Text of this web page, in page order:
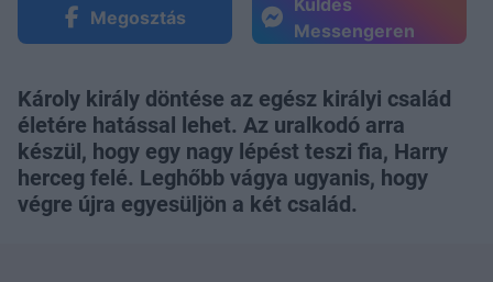
Megosztás
Messengeren
Károly király döntése az egész királyi család
életére hatással lehet. Az uralkodó arra
készül, hogy egy nagy lépést teszi fia, Harry
herceg felé. Leghőbb vágya ugyanis, hogy
végre újra egyesüljön a két család.